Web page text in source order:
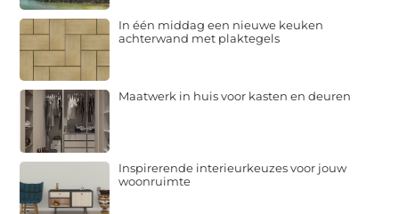
In één middag een nieuwe keuken
achterwand met plaktegels
Maatwerk in huis voor kasten en deuren
Inspirerende interieurkeuzes voor jouw
woonruimte